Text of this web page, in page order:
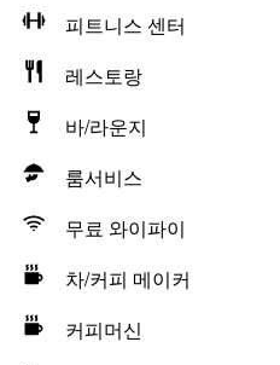
피트니스 센터
레스토랑
바/라운지
룸서비스
무료 와이파이
차/커피 메이커
커피머신